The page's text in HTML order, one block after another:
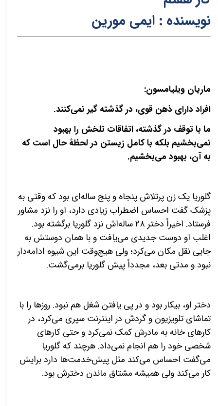
نویسنده : ایمی مورین
ماریان ویلیامسون:
افراد دارای ذهن قوی، در گذشته گیر نمی‌کنند.
ما با توقف در گذشته، اتفاقات تلخش را بهبود
نمی‌بخشیم بلکه با کامل زیستن در لحظهٔ حال است که
به آن، بهبود می‌بخشیم.
گلوریا یک زن پرتلاش پنجاه و پنج ساله‌ای بود که وقتی به
پزشک گفت احساس اضطراب زیادی دارد، او را نزد مشاور
فرستاد. اخیراً دختر ۲۸ ساله‌اش نزد گلوریا برگشته بود.
اغلب او دوست جدیدی می‌یافت و با همان دوستش به
جایی نقل مکان می‌کرد؛ ولی هیچ‌وقت این شیوه ادامه‌دار
نبود و مدتی بعد، مجدداً پیش گلوریا برمی‌گشت.
دختر او، بیکار بود و در پی یافتن شغل هم نبود. روزها را با
تماشای تلویزیون و گردش در اینترنت سپری می‌کرد، در
کارهای خانه به مادرش کمک نمی‌کرد و حتی کارهای
شخصی خود را هم انجام نمی‌داد. هرچند که گلوریا
می‌گفت احساس می‌کند مثل پیش‌خدمت‌ها دارد برایش
کار می‌کند ولی همیشه مشتاق ماندن دخترش بود.